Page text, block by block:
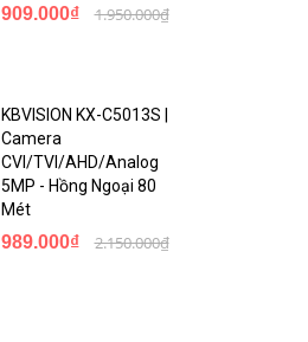
909.000₫ 1.950.000₫
KBVISION KX-C5013S |
Camera
CVI/TVI/AHD/Analog
5MP - Hồng Ngoại 80
Mét
989.000₫ 2.150.000₫